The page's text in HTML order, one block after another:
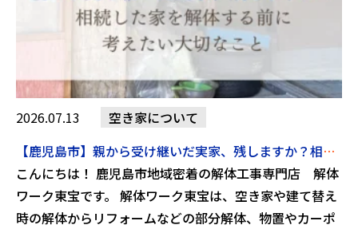
2026.07.13
空き家について
【鹿児島市】親から受け継いだ実家、残しますか？相続した家を解体する前に考えたい大切なこと【2026年7月13日】
こんにちは！ 鹿児島市地域密着の解体工事専門店 解体
ワーク東宝です。 解体ワーク東宝は、空き家や建て替え
時の解体からリフォームなどの部分解体、物置やカーポ